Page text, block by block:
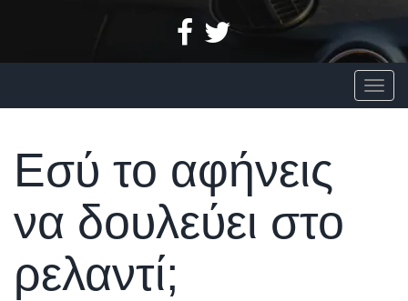
Εσύ το αφήνεις
να δουλεύει στο
ρελαντί;